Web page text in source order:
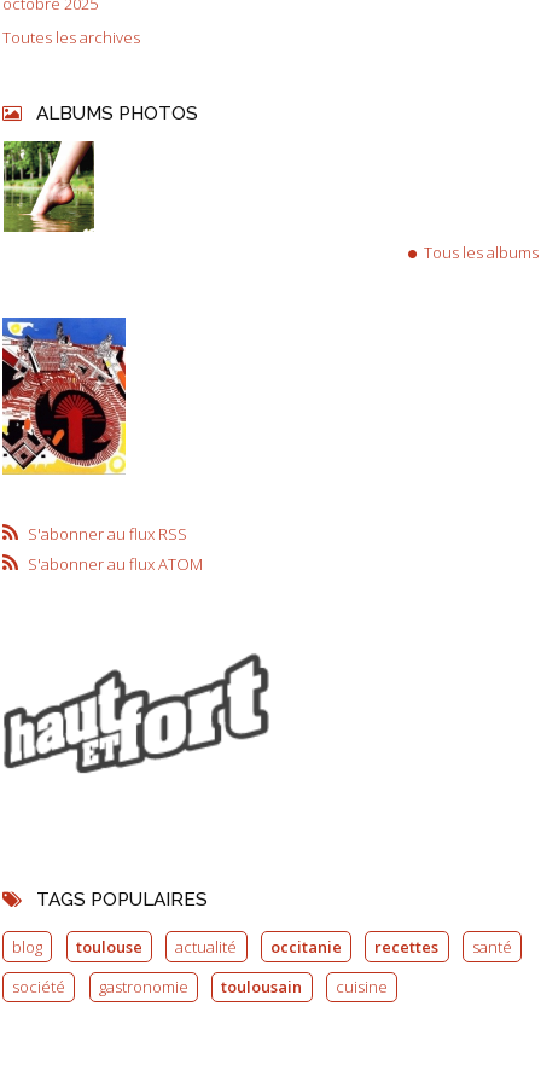
Toutes les archives
ALBUMS PHOTOS
Tous les albums
S'abonner au flux RSS
S'abonner au flux ATOM
TAGS POPULAIRES
blog toulouse actualité occitanie recettes
santé
société
gastronomie toulousain cuisine